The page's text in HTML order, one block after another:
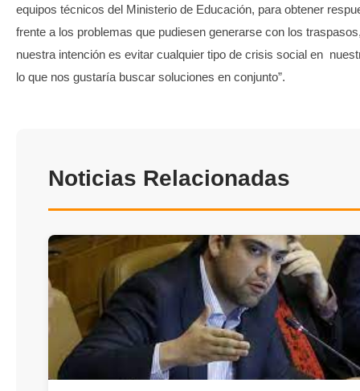
equipos técnicos del Ministerio de Educación, para obtener
frente a los problemas que pudiesen generarse con los
nuestra intención es evitar cualquier tipo de crisis social en
lo que nos gustaría buscar soluciones en conjunto”.
Noticias Relacionadas